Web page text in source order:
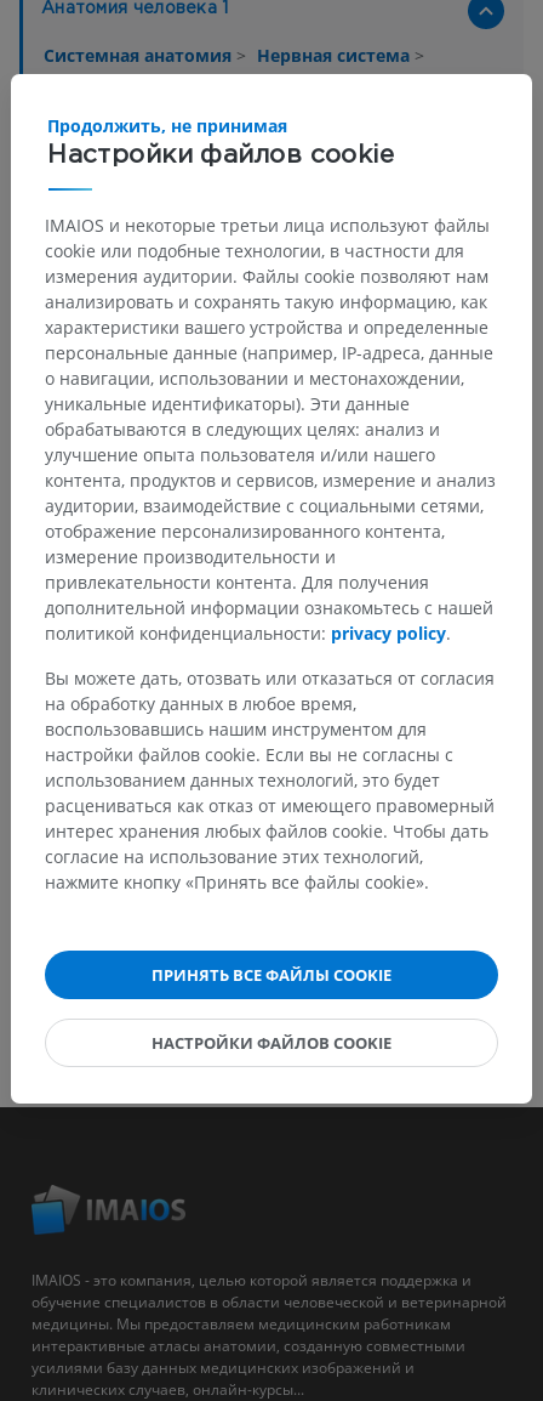
Анатомия человека 1
Системная анатомия > Нервная система >
Центральная нервная система>
Основные структуры:Нет анатомических терминов,
относящихся к этой части тела
Нейроанатомия человека
Сравнительная анатомия
животных
Переводы
Заметили ошибку?
перевода или решение по улучшению контента.
Сообщить об ошибке
СКАЧАТЬ ПРИЛОЖЕНИЕ
IMAIOS - это компания, целью которой является поддержка и
обучение специалистов в области человеческой и ветеринарной
медицины. Мы предоставляем медицинским работникам
интерактивные атласы анатомии, созданную совместными
усилиями базу данных медицинских изображений и
клинических случаев, онлайн-курсы...
Настройки файлов cookie
Продолжить, не принимая
IMAIOS и некоторые третьи лица используют файлы
cookie или подобные технологии, в частности для
измерения аудитории. Файлы cookie позволяют нам
анализировать и сохранять такую информацию, как
характеристики вашего устройства и определенные
персональные данные (например, IP-адреса, данные
о навигации, использовании и местонахождении,
уникальные идентификаторы). Эти данные
обрабатываются в следующих целях: анализ и
улучшение опыта пользователя и/или нашего
контента, продуктов и сервисов, измерение и анализ
аудитории, взаимодействие с социальными сетями,
отображение персонализированного контента,
измерение производительности и
привлекательности контента. Для получения
дополнительной информации ознакомьтесь с нашей
политикой конфиденциальности: privacy policy.
Вы можете дать, отозвать или отказаться от согласия
на обработку данных в любое время,
воспользовавшись нашим инструментом для
настройки файлов cookie. Если вы не согласны с
использованием данных технологий, это будет
расцениваться как отказ от имеющего правомерный
интерес хранения любых файлов cookie. Чтобы дать
согласие на использование этих технологий,
нажмите кнопку «Принять все файлы cookie».
ПРИНЯТЬ ВСЕ ФАЙЛЫ COOKIE
НАСТРОЙКИ ФАЙЛОВ COOKIE